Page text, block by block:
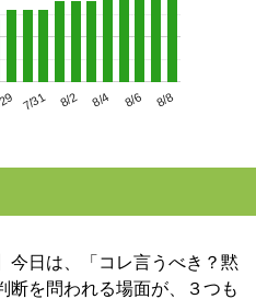
7/31 8/2 8/4 8/6 8/8
今日は、「コレ言うべき？黙
断を問われる場面が、３つも